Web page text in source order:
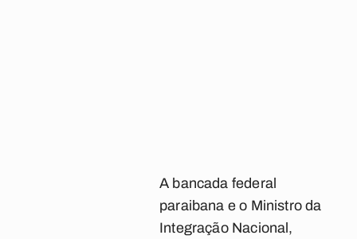
A bancada federal
paraibana e o Ministro da
Integração Nacional,